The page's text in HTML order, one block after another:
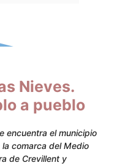
Nieves.
a pueblo
encuentra el municipio
comarca del Medio
de Crevillent y